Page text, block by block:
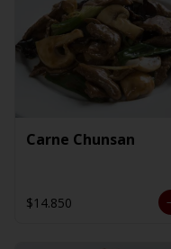
Carne Chunsan
$14.850